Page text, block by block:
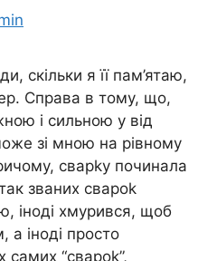
скільки я її пам’ятаю,
Справа в тому, що,
і сильною у від
зі мною на рівному
сварkу починала
званих свароk
іноді хмурився, щоб
а іноді просто
самих “свароk”,